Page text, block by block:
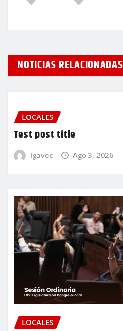
NOTICIAS RELACIONADAS
LOCALES
Test post title
igavec Ago 3, 2026
LOCALES